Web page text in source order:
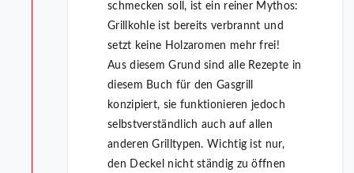
schmecken soll, ist ein reiner Mythos:
Grillkohle ist bereits verbrannt und
setzt keine Holzaromen mehr frei!
Aus diesem Grund sind alle Rezepte in
diesem Buch für den Gasgrill
konzipiert, sie funktionieren jedoch
selbstverständlich auch auf allen
anderen Grilltypen. Wichtig ist nur,
den Deckel nicht ständig zu öffnen